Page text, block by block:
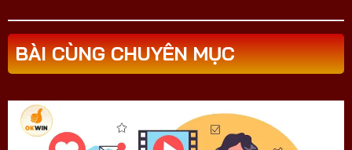
BÀI CÙNG CHUYÊN MỤC